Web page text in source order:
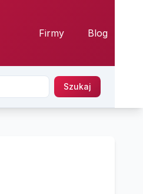
Firmy Blog
Szukaj